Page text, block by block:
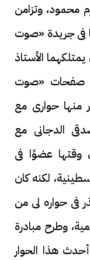
محمود، وتزامن
فى جريدة «صوت
الأستاذ
صفحات «صوت
منها حوارى مع
الدجانى مع
وقتها عضوًا فى
لكنه كان
فى حواره لى من
وطرح مبادرة
هذا الحوار